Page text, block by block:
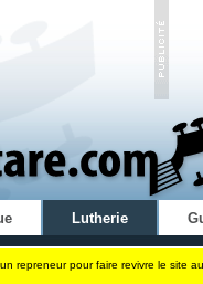
Lutherie
repreneur pour faire revivre le site